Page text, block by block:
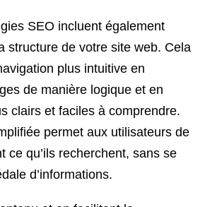
SEO incluent également
structure de votre site web. Cela
plus intuitive en
de manière logique et en
clairs et faciles à comprendre.
permet aux utilisateurs de
ce qu’ils recherchent, sans se
d’informations.